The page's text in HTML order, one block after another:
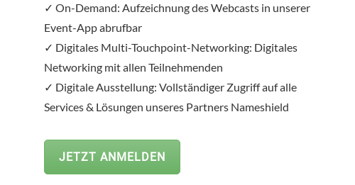
✓ On-Demand: Aufzeichnung des Webcasts in unserer
Event-App abrufbar
✓ Digitales Multi-Touchpoint-Networking: Digitales
Networking mit allen Teilnehmenden
✓ Digitale Ausstellung: Vollständiger Zugriff auf alle
Services & Lösungen unseres Partners Nameshield
JETZT ANMELDEN